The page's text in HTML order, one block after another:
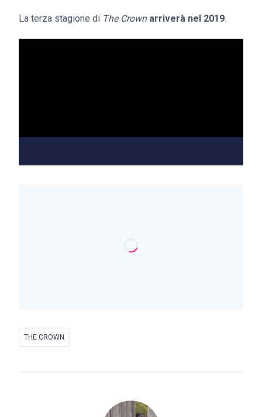
La terza stagione di The Crown arriverà nel 2019.
THE CROWN